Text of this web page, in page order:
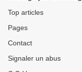
Top articles
Pages
Contact
Signaler un abus